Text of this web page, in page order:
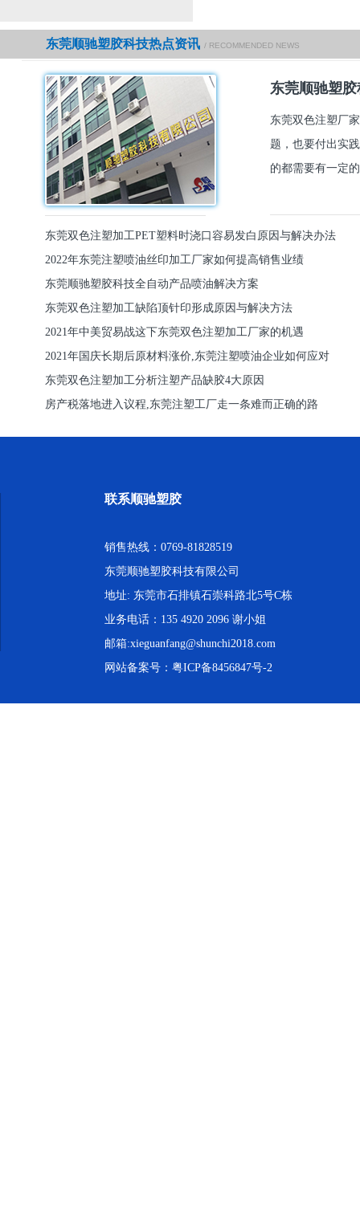
东莞顺驰塑胶科技热点资讯 / RECOMMENDED NEWS
东莞顺驰塑
东莞双色注塑厂
题，也要付出实
的都需要有一定
东莞双色注塑加工PET塑料时浇口容易发白原因与解决办法
2022年东莞注塑喷油丝印加工厂家如何提高销售业绩
东莞顺驰塑胶科技全自动产品喷油解决方案
东莞双色注塑加工缺陷顶针印形成原因与解决方法
2021年中美贸易战这下东莞双色注塑加工厂家的机遇
2021年国庆长期后原材料涨价,东莞注塑喷油企业如何应对
东莞双色注塑加工分析注塑产品缺胶4大原因
房产税落地进入议程,东莞注塑工厂走一条难而正确的路
联系顺驰塑胶
销售热线：0769-81828519
东莞顺驰塑胶科技有限公司
地址: 东莞市石排镇石崇科路北5号C栋
业务电话：135 4920 2096 谢小姐
邮箱:xieguanfang@shunchi2018.com
网站备案号： 粤ICP备8456847号-2